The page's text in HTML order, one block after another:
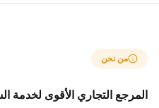
من نحن
المرجع التجاري الأقوى لخدمة